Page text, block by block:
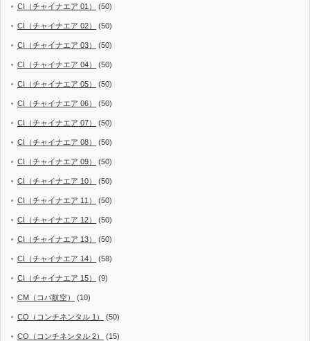
CI（チャイナエア 01） (50)
CI（チャイナエア 02） (50)
CI（チャイナエア 03） (50)
CI（チャイナエア 04） (50)
CI（チャイナエア 05） (50)
CI（チャイナエア 06） (50)
CI（チャイナエア 07） (50)
CI（チャイナエア 08） (50)
CI（チャイナエア 09） (50)
CI（チャイナエア 10） (50)
CI（チャイナエア 11） (50)
CI（チャイナエア 12） (50)
CI（チャイナエア 13） (50)
CI（チャイナエア 14） (58)
CI（チャイナエア 15） (9)
CM（コパ航空） (10)
CO（コンチネンタル 1） (50)
CO（コンチネンタル 2） (15)